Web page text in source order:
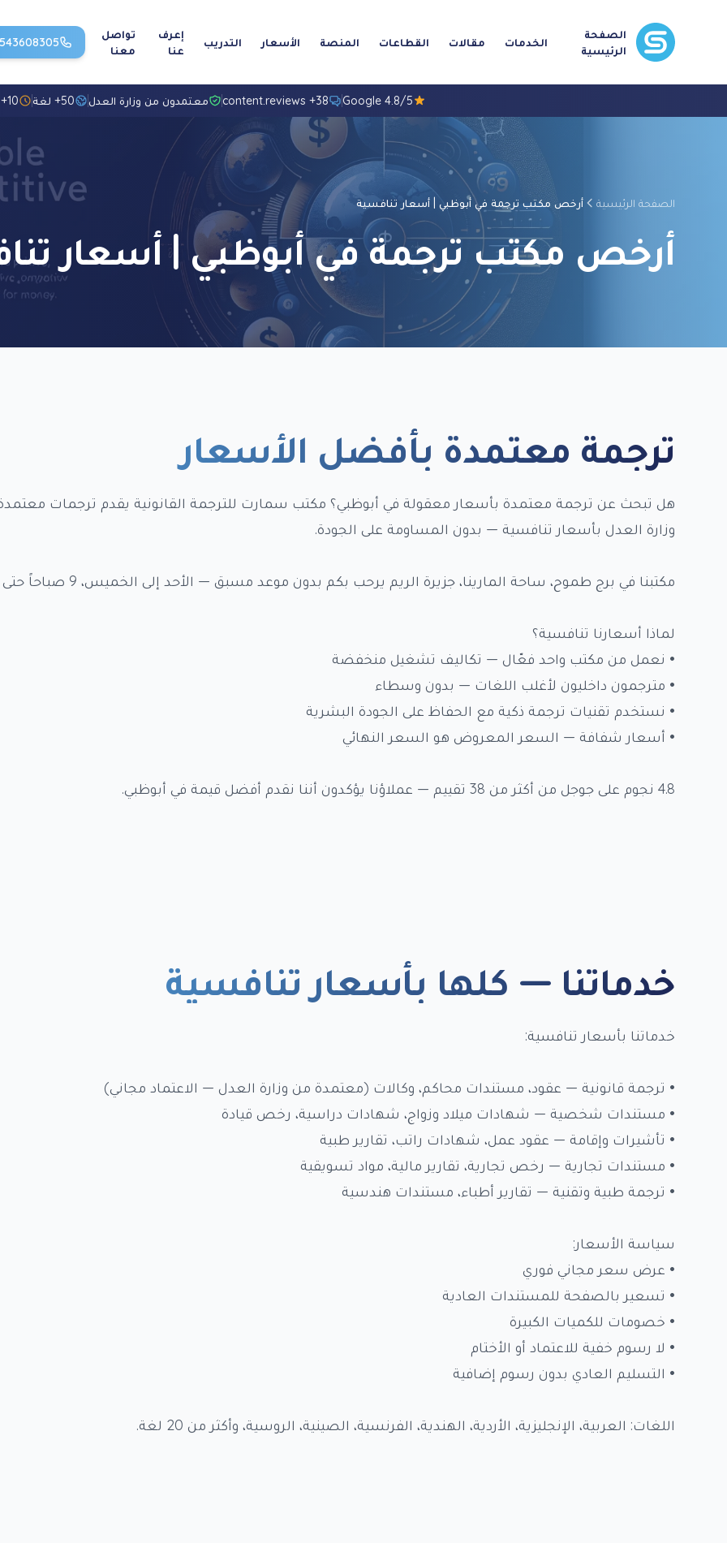
الصفحة
الرئيسية
الخدمات مقالات القطاعات المنصة الأسعار التدريب
إعرف
عنا
تواصل
معنا
4.8/5 Google
38+ content.reviews معتمدون من وزارة العدل 50+ لغة 10+ سنوات خبرة
الصفحة الرئيسية أرخص مكتب ترجمة في أبوظبي | أسعار تنافسية
أرخص مكتب ترجمة في أبوظبي | أسعار
ترجمة معتمدة بأفضل الأسعار
هل تبحث عن ترجمة معتمدة بأسعار معقولة في أبوظبي؟ مكتب سمارت للترجمة القانونية يقدم ترجمات
وزارة العدل بأسعار تنافسية — بدون المساومة على الجودة.
مكتبنا في برج طموح، ساحة المارينا، جزيرة الريم يرحب بكم بدون موعد مسبق — الأحد إلى الخميس، 9 صباحاً حتى 6 مساءً.
لماذا أسعارنا تنافسية؟
• نعمل من مكتب واحد فعّال — تكاليف تشغيل منخفضة
• مترجمون داخليون لأغلب اللغات — بدون وسطاء
• نستخدم تقنيات ترجمة ذكية مع الحفاظ على الجودة البشرية
• أسعار شفافة — السعر المعروض هو السعر النهائي
4.8 نجوم على جوجل من أكثر من 38 تقييم — عملاؤنا يؤكدون أننا نقدم أفضل قيمة في أبوظبي.
خدماتنا — كلها بأسعار تنافسية
خدماتنا بأسعار تنافسية:
• ترجمة قانونية — عقود، مستندات محاكم، وكالات (معتمدة من وزارة العدل — الاعتماد مجاني)
• مستندات شخصية — شهادات ميلاد وزواج، شهادات دراسية، رخص قيادة
• تأشيرات وإقامة — عقود عمل، شهادات راتب، تقارير طبية
• مستندات تجارية — رخص تجارية، تقارير مالية، مواد تسويقية
• ترجمة طبية وتقنية — تقارير أطباء، مستندات هندسية
سياسة الأسعار:
• عرض سعر مجاني فوري
• تسعير بالصفحة للمستندات العادية
• خصومات للكميات الكبيرة
• لا رسوم خفية للاعتماد أو الأختام
• التسليم العادي بدون رسوم إضافية
اللغات: العربية، الإنجليزية، الأردية، الهندية، الفرنسية، الصينية، الروسية، وأكثر من 20 لغة.